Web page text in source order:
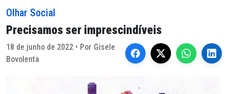
Olhar Social
Precisamos ser imprescindíveis
18 de junho de 2022 • Por Gisele
Bovolenta